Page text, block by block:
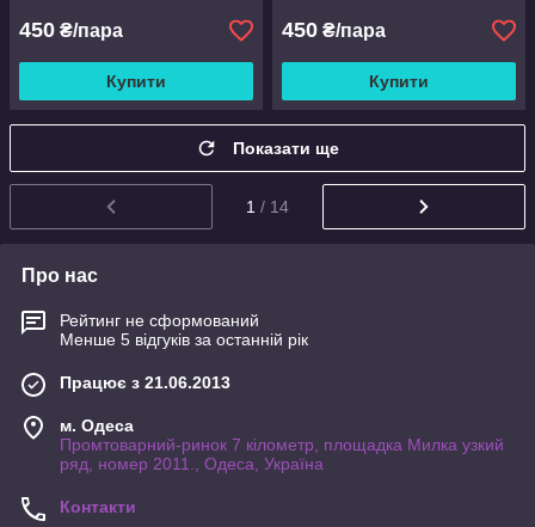
450 ₴/пара
Купити
450 ₴/пара
Купити
Показати ще
1 / 14
Про нас
Рейтинг не сформований
Менше 5 відгуків за останній рік
Працює з 21.06.2013
м. Одеса
Промтоварний-ринок 7 кілометр, площадка Милка узкий
ряд, номер 2011., Одеса, Україна
Контакти